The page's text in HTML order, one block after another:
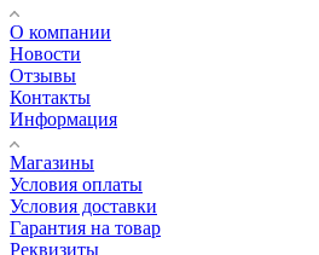
О компании
Новости
Отзывы
Контакты
Информация
Магазины
Условия оплаты
Условия доставки
Гарантия на товар
Реквизиты